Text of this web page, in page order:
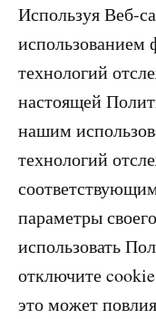
Используя Веб-
использованием
технологий
настоящей
нашим
технологий
параметры
использовать
отключите
это может